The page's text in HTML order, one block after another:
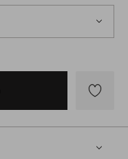
till
favoriter